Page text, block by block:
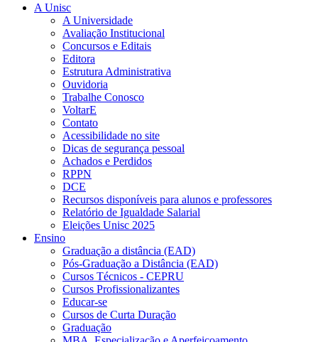
A Unisc
A Universidade
Avaliação Institucional
Concursos e Editais
Editora
Estrutura Administrativa
Ouvidoria
Trabalhe Conosco
VoltarE
Contato
Acessibilidade no site
Dicas de segurança pessoal
Achados e Perdidos
RPPN
DCE
Recursos disponíveis para alunos e professores
Relatório de Igualdade Salarial
Eleições Unisc 2025
Ensino
Graduação a distância (EAD)
Pós-Graduação a Distância (EAD)
Cursos Técnicos - CEPRU
Cursos Profissionalizantes
Educar-se
Cursos de Curta Duração
Graduação